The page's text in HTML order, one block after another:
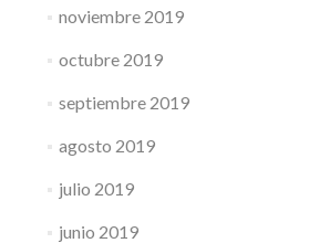
noviembre 2019
octubre 2019
septiembre 2019
agosto 2019
julio 2019
junio 2019